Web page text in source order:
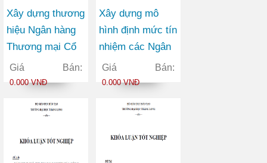
Xây dựng thương
hiệu Ngân hàng
Thương mại Cổ
phần Ngoại
thương Việt Nam
hội nhập kinh tế
Giá Bán:
0.000 VNĐ
Xây dựng mô
hình định mức tín
nhiệm các Ngân
hàng Thương mại
Cổ phần trên thị
khoán Việt Nam
Giá Bán:
0.000 VNĐ